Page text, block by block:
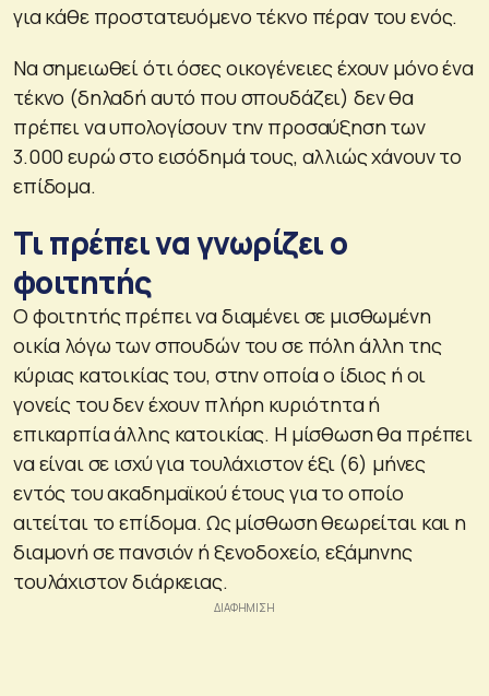
για κάθε προστατευόμενο τέκνο πέραν του ενός.
Να σημειωθεί ότι όσες οικογένειες έχουν μόνο ένα
τέκνο (δηλαδή αυτό που σπουδάζει) δεν θα
πρέπει να υπολογίσουν την προσαύξηση των
3.000 ευρώ στο εισόδημά τους, αλλιώς χάνουν το
επίδομα.
Τι πρέπει να γνωρίζει ο
φοιτητής
Ο φοιτητής πρέπει να διαμένει σε μισθωμένη
οικία λόγω των σπουδών του σε πόλη άλλη της
κύριας κατοικίας του, στην οποία ο ίδιος ή οι
γονείς του δεν έχουν πλήρη κυριότητα ή
επικαρπία άλλης κατοικίας. Η μίσθωση θα πρέπει
να είναι σε ισχύ για τουλάχιστον έξι (6) μήνες
εντός του ακαδημαϊκού έτους για το οποίο
αιτείται το επίδομα. Ως μίσθωση θεωρείται και η
διαμονή σε πανσιόν ή ξενοδοχείο, εξάμηνης
τουλάχιστον διάρκειας.